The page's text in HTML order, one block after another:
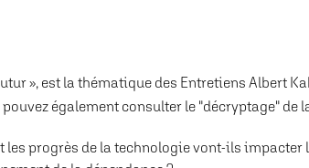
», est la thématique des Entretiens Albert
pouvez également consulter le "décryptage" de
progrès de la technologie vont-ils